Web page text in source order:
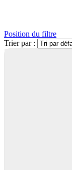
Position du filtre
Trier par :